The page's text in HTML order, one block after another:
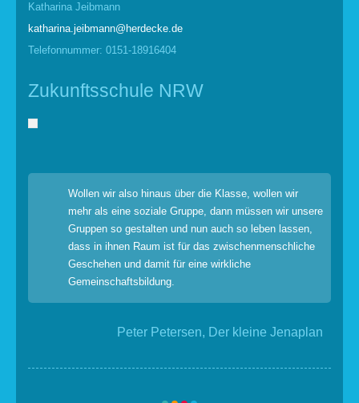
Katharina Jeibmann
katharina.jeibmann@herdecke.de
Telefonnummer: 0151-18916404
Zukunftsschule NRW
Wollen wir also hinaus über die Klasse, wollen wir
mehr als eine soziale Gruppe, dann müssen wir unsere
Gruppen so gestalten und nun auch so leben lassen,
dass in ihnen Raum ist für das zwischenmenschliche
Geschehen und damit für eine wirkliche
Gemeinschaftsbildung.
Peter Petersen, Der kleine Jenaplan